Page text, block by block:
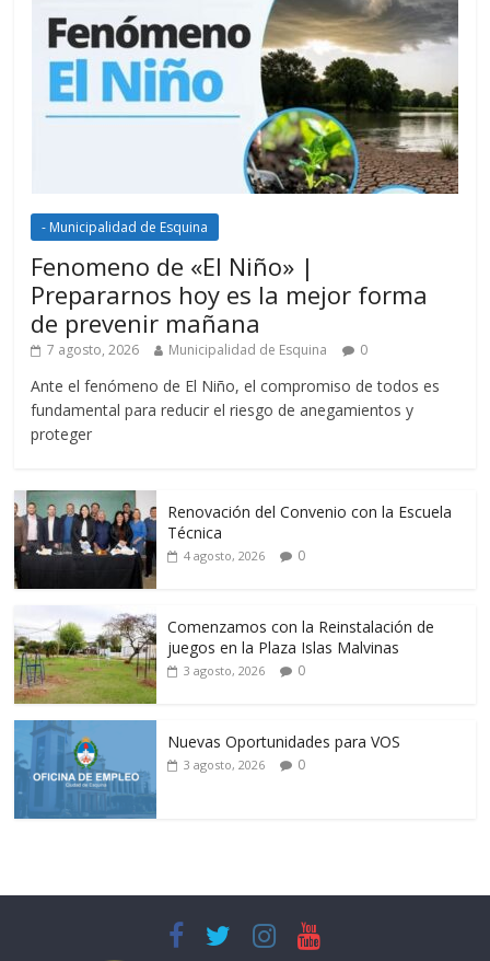
- Municipalidad de Esquina
Fenomeno de «El Niño» |
Prepararnos hoy es la mejor forma
de prevenir mañana
7 agosto, 2026 Municipalidad de Esquina 0
Ante el fenómeno de El Niño, el compromiso de todos es
fundamental para reducir el riesgo de anegamientos y
proteger
Renovación del Convenio con la Escuela
Técnica
4 agosto, 2026 0
Comenzamos con la Reinstalación de
juegos en la Plaza Islas Malvinas
3 agosto, 2026 0
Nuevas Oportunidades para VOS
3 agosto, 2026 0